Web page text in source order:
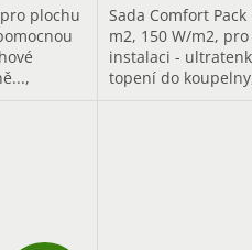
plochu
Sada Comfort
m2, 150 W/m2,
instalaci -
topení do